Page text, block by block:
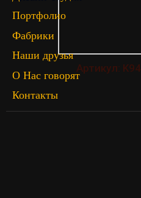
Портфолио
Фабрики
Наши друзья
О Нас говорят
Контакты
Артикул: K94